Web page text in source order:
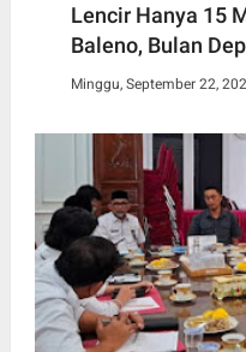
Lencir Hanya 15
Baleno, Bulan
Minggu, September 22,